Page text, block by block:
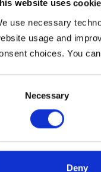
website uses
use necessary
usage and
choices. You
Necessary
Deny